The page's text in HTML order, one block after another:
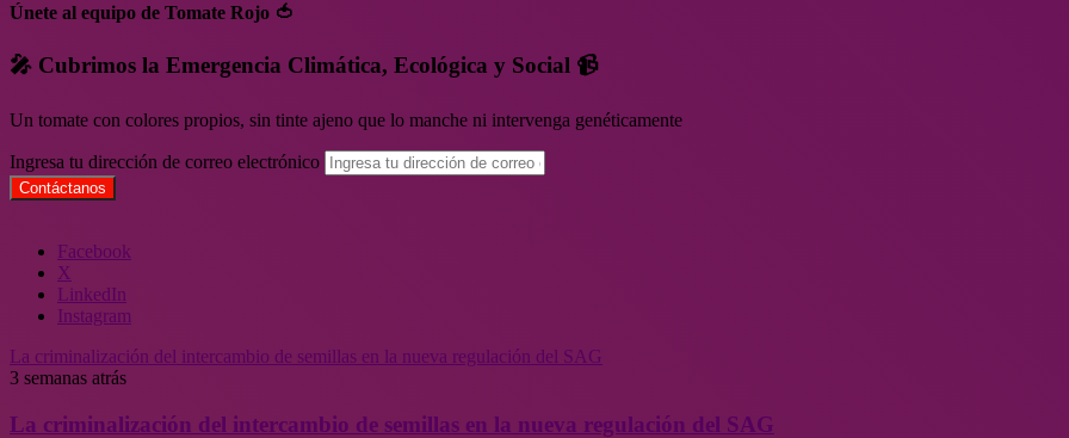
Únete al equipo de Tomate Rojo 🍅
🎤 Cubrimos la Emergencia Climática, Ecológica y Social 📹
Un tomate con colores propios, sin tinte ajeno que lo manche ni intervenga genéticamente
Ingresa tu dirección de correo electrónico
Facebook
X
LinkedIn
Instagram
La criminalización del intercambio de semillas en la nueva regulación del SAG
3 semanas atrás
La criminalización del intercambio de semillas en la nueva regulación del SAG